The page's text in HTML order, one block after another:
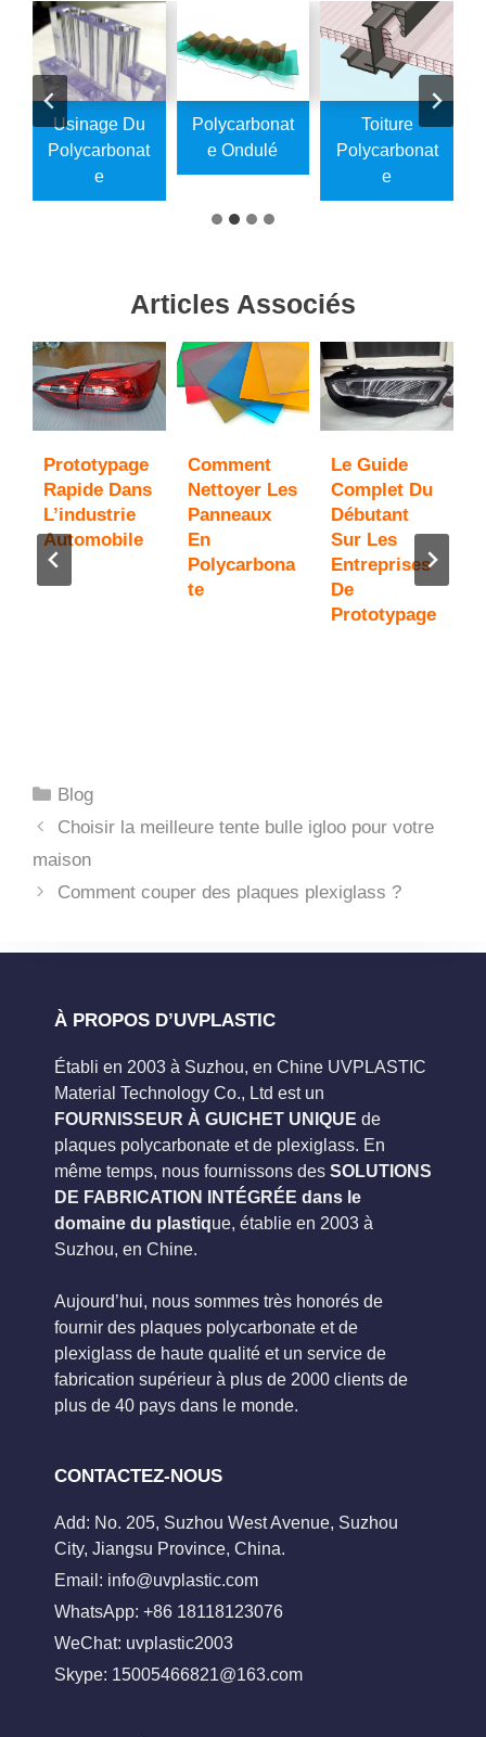
Usinage Du
Polycarbonat
E
Polycarbonat
E Ondulé
Toiture
Polycarbonat
E
Articles Associés
Prototypage
Rapide Dans
L’industrie
Automobile
Comment
Nettoyer Les
Panneaux
En
Polycarbona
Te
Le Guide
Complet Du
Débutant
Sur Les
Entreprises
De
Prototypage
Catégories
Blog
Choisir la meilleure tente bulle igloo pour votre
maison
Comment couper des plaques plexiglass ?
À PROPOS D’UVPLASTIC
Établi en 2003 à Suzhou, en Chine UVPLASTIC
Material Technology Co., Ltd est un
FOURNISSEUR À GUICHET UNIQUE de
plaques polycarbonate et de plexiglass. En
même temps, nous fournissons des SOLUTIONS
DE FABRICATION INTÉGRÉE dans le
domaine du plastique, établie en 2003 à
Suzhou, en Chine.
Aujourd’hui, nous sommes très honorés de
fournir des plaques polycarbonate et de
plexiglass de haute qualité et un service de
fabrication supérieur à plus de 2000 clients de
plus de 40 pays dans le monde.
CONTACTEZ-NOUS
Add: No. 205, Suzhou West Avenue, Suzhou
City, Jiangsu Province, China.
Email: info@uvplastic.com
WhatsApp: +86 18118123076
WeChat: uvplastic2003
Skype: 15005466821@163.com